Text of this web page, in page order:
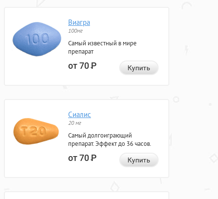
Виагра
100мг
Самый известный в мире
препарат
от 70Р Купить
Сиалис
20 мг
Самый долгоиграющий
препарат. Эффект до 36 часов.
от 70Р Купить